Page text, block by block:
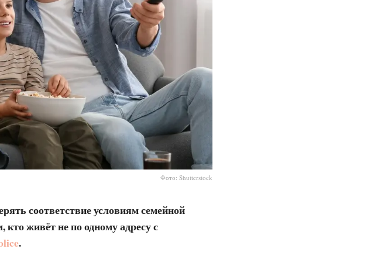
Фото: Shutterstock
соответствие условиям семейной
живёт не по одному адресу с
.